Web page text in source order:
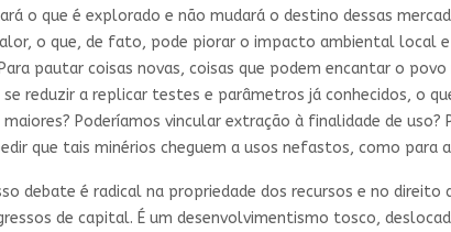
o que é explorado e não mudará o destino dessas
o que, de fato, pode piorar o impacto ambiental local
pautar coisas novas, coisas que podem encantar o
reduzir a replicar testes e parâmetros já conhecidos, o
Poderíamos vincular extração à finalidade de
que tais minérios cheguem a usos nefastos, como para
debate é radical na propriedade dos recursos e no
de capital. É um desenvolvimentismo tosco,